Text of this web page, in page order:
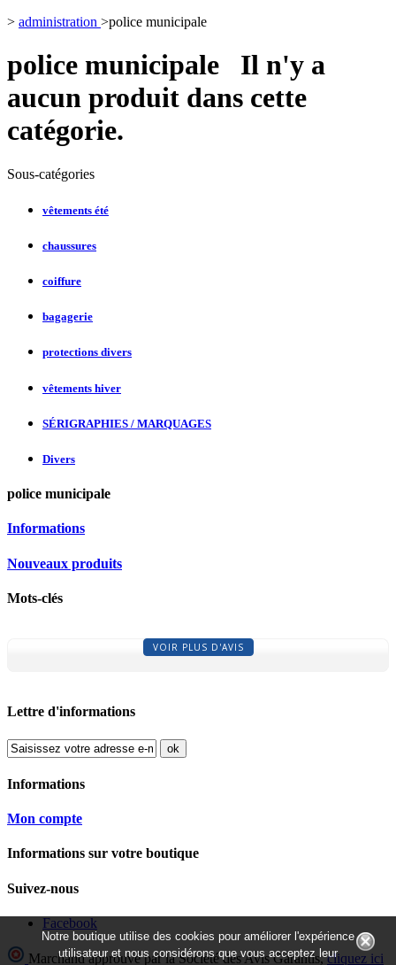
Notre boutique utilise des cookies pour améliorer l'expérience
utilisateur et nous considérons que vous acceptez leur
> administration >police municipale
police municipale
Il n'y a
aucun produit dans cette
catégorie.
Sous-catégories
vêtements été
chaussures
coiffure
bagagerie
protections divers
vêtements hiver
SÉRIGRAPHIES / MARQUAGES
Divers
police municipale
Informations
Nouveaux produits
Mots-clés
VOIR PLUS D'AVIS
Lettre d'informations
ok
Informations
Mon compte
Informations sur votre boutique
Suivez-nous
Facebook
Marchand approuvé par la Société des Avis Garantis,cliquez ici